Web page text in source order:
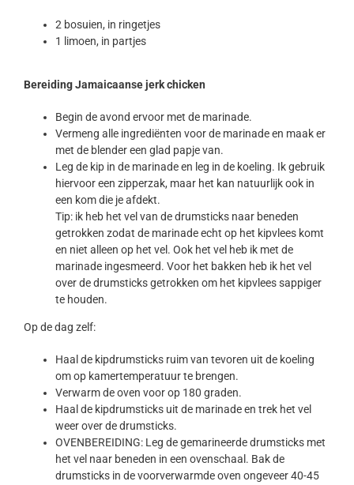
2 bosuien, in ringetjes
1 limoen, in partjes
Bereiding Jamaicaanse jerk chicken
Begin de avond ervoor met de marinade.
Vermeng alle ingrediënten voor de marinade en maak er
met de blender een glad papje van.
Leg de kip in de marinade en leg in de koeling. Ik gebruik
hiervoor een zipperzak, maar het kan natuurlijk ook in
een kom die je afdekt.
Tip: ik heb het vel van de drumsticks naar beneden
getrokken zodat de marinade echt op het kipvlees komt
en niet alleen op het vel. Ook het vel heb ik met de
marinade ingesmeerd. Voor het bakken heb ik het vel
over de drumsticks getrokken om het kipvlees sappiger
te houden.
Op de dag zelf:
Haal de kipdrumsticks ruim van tevoren uit de koeling
om op kamertemperatuur te brengen.
Verwarm de oven voor op 180 graden.
Haal de kipdrumsticks uit de marinade en trek het vel
weer over de drumsticks.
OVENBEREIDING: Leg de gemarineerde drumsticks met
het vel naar beneden in een ovenschaal. Bak de
drumsticks in de voorverwarmde oven ongeveer 40-45